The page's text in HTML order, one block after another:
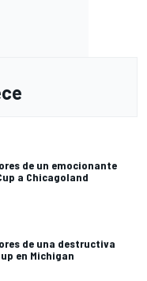
de un emocionante
a Chicagoland
de una destructiva
en Michigan